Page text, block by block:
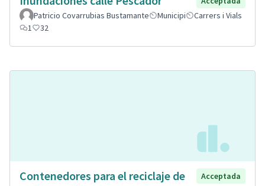
Patricio Covarrubias Bustamante
Municipi
Carrers i Vials
1
32
Contenedores para el reciclaje de
Acceptada